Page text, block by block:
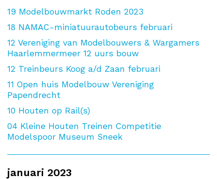
19 Modelbouwmarkt Roden 2023
18 NAMAC-miniatuurautobeurs februari
12 Vereniging van Modelbouwers & Wargamers
Haarlemmermeer 12 uurs bouw
12 Treinbeurs Koog a/d Zaan februari
11 Open huis Modelbouw Vereniging
Papendrecht
10 Houten op Rail(s)
04 Kleine Houten Treinen Competitie
Modelspoor Museum Sneek
januari 2023